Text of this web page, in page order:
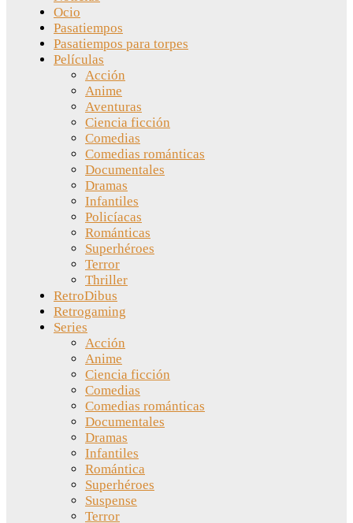
Ocio
Pasatiempos
Pasatiempos para torpes
Películas
Acción
Anime
Aventuras
Ciencia ficción
Comedias
Comedias románticas
Documentales
Dramas
Infantiles
Policíacas
Románticas
Superhéroes
Terror
Thriller
RetroDibus
Retrogaming
Series
Acción
Anime
Ciencia ficción
Comedias
Comedias románticas
Documentales
Dramas
Infantiles
Romántica
Superhéroes
Suspense
Terror